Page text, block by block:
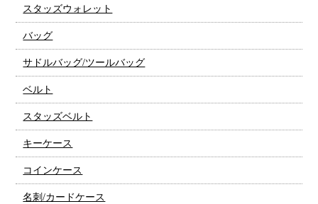
スタッズウォレット
バッグ
サドルバッグ/ツールバッグ
ベルト
スタッズベルト
キーケース
コインケース
名刺/カードケース